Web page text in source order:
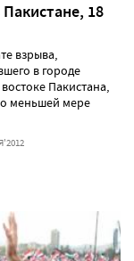
18
взрыва,
в городе
Пакистана,
меньшей мере